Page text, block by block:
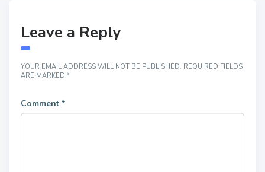
Leave a Reply
YOUR EMAIL ADDRESS WILL NOT BE PUBLISHED. REQUIRED FIELDS
ARE MARKED *
Comment *